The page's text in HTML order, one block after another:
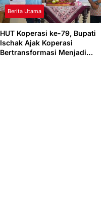
Berita Utama
HUT Koperasi ke-79, Bupati
Ischak Ajak Koperasi
Bertransformasi Menjadi